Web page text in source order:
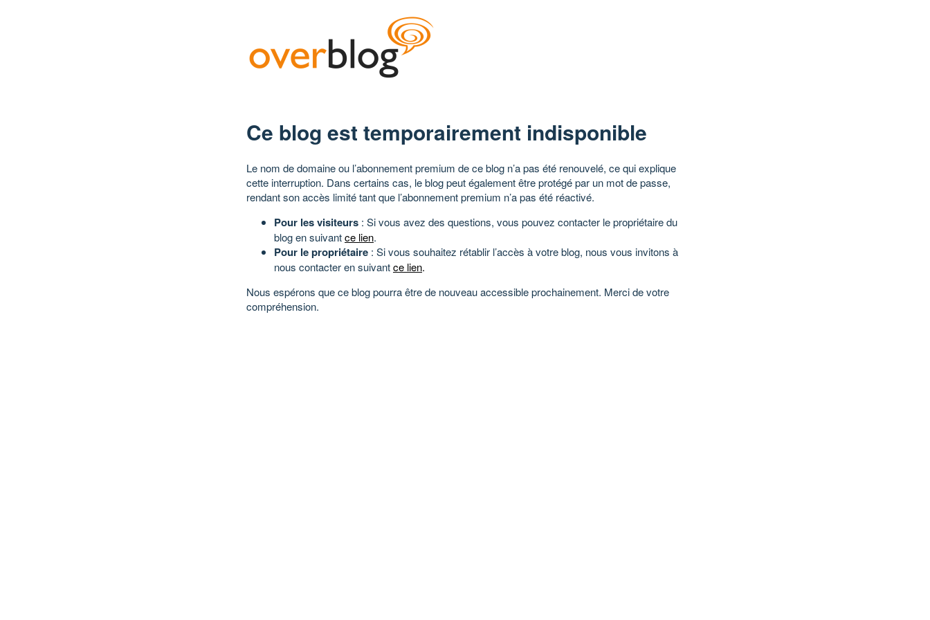
Ce blog est temporairement indisponible
Le nom de domaine ou l’abonnement premium de ce blog n’a pas été renouvelé, ce qui explique
cette interruption. Dans certains cas, le blog peut également être protégé par un mot de passe,
rendant son accès limité tant que l’abonnement premium n’a pas été réactivé.
Pour les visiteurs : Si vous avez des questions, vous pouvez contacter le propriétaire du
blog en suivantce lien.
Pour le propriétaire : Si vous souhaitez rétablir l’accès à votre blog, nous vous invitons à
nous contacter en suivantce lien.
Nous espérons que ce blog pourra être de nouveau accessible prochainement. Merci de votre
compréhension.